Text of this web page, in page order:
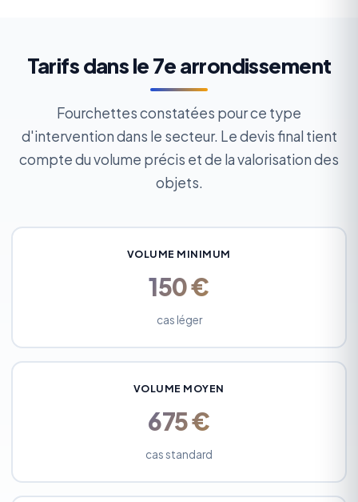
Tarifs dans le 7e arrondissement
Fourchettes constatées pour ce type
d'intervention dans le secteur. Le devis final tient
compte du volume précis et de la valorisation des
objets.
VOLUME MINIMUM
150 €
cas léger
VOLUME MOYEN
675 €
cas standard